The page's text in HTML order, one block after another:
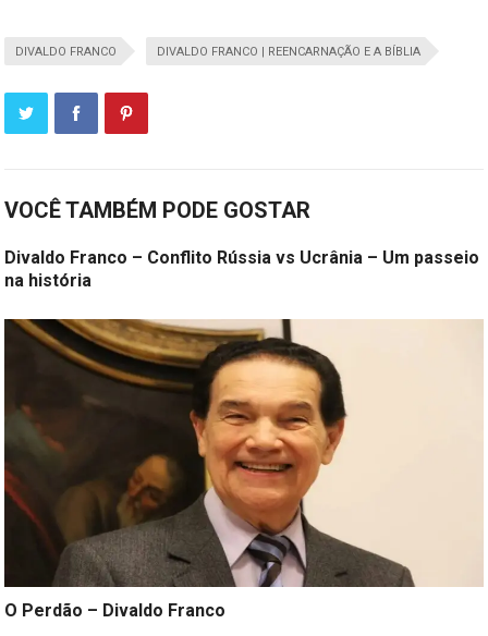
DIVALDO FRANCO DIVALDO FRANCO | REENCARNAÇÃO E A BÍBLIA
VOCÊ TAMBÉM PODE GOSTAR
Divaldo Franco – Conflito Rússia vs Ucrânia – Um passeio
na história
O Perdão – Divaldo Franco